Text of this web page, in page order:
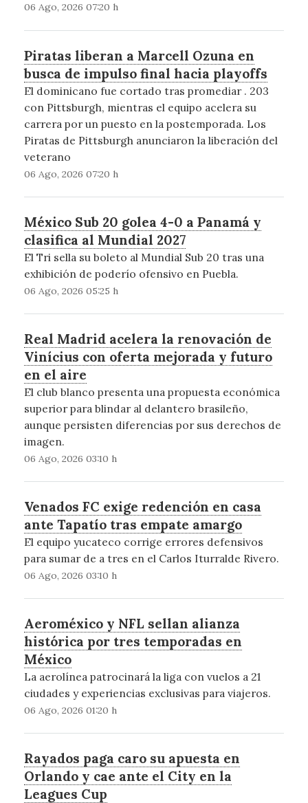
06 Ago, 2026 07:20 h
Piratas liberan a Marcell Ozuna en
busca de impulso final hacia playoffs
El dominicano fue cortado tras promediar . 203
con Pittsburgh, mientras el equipo acelera su
carrera por un puesto en la postemporada. Los
Piratas de Pittsburgh anunciaron la liberación del
veterano
06 Ago, 2026 07:20 h
México Sub 20 golea 4-0 a Panamá y
clasifica al Mundial 2027
El Tri sella su boleto al Mundial Sub 20 tras una
exhibición de poderío ofensivo en Puebla.
06 Ago, 2026 05:25 h
Real Madrid acelera la renovación de
Vinícius con oferta mejorada y futuro
en el aire
El club blanco presenta una propuesta económica
superior para blindar al delantero brasileño,
aunque persisten diferencias por sus derechos de
imagen.
06 Ago, 2026 03:10 h
Venados FC exige redención en casa
ante Tapatío tras empate amargo
El equipo yucateco corrige errores defensivos
para sumar de a tres en el Carlos Iturralde Rivero.
06 Ago, 2026 03:10 h
Aeroméxico y NFL sellan alianza
histórica por tres temporadas en
México
La aerolínea patrocinará la liga con vuelos a 21
ciudades y experiencias exclusivas para viajeros.
06 Ago, 2026 01:20 h
Rayados paga caro su apuesta en
Orlando y cae ante el City en la
Leagues Cup